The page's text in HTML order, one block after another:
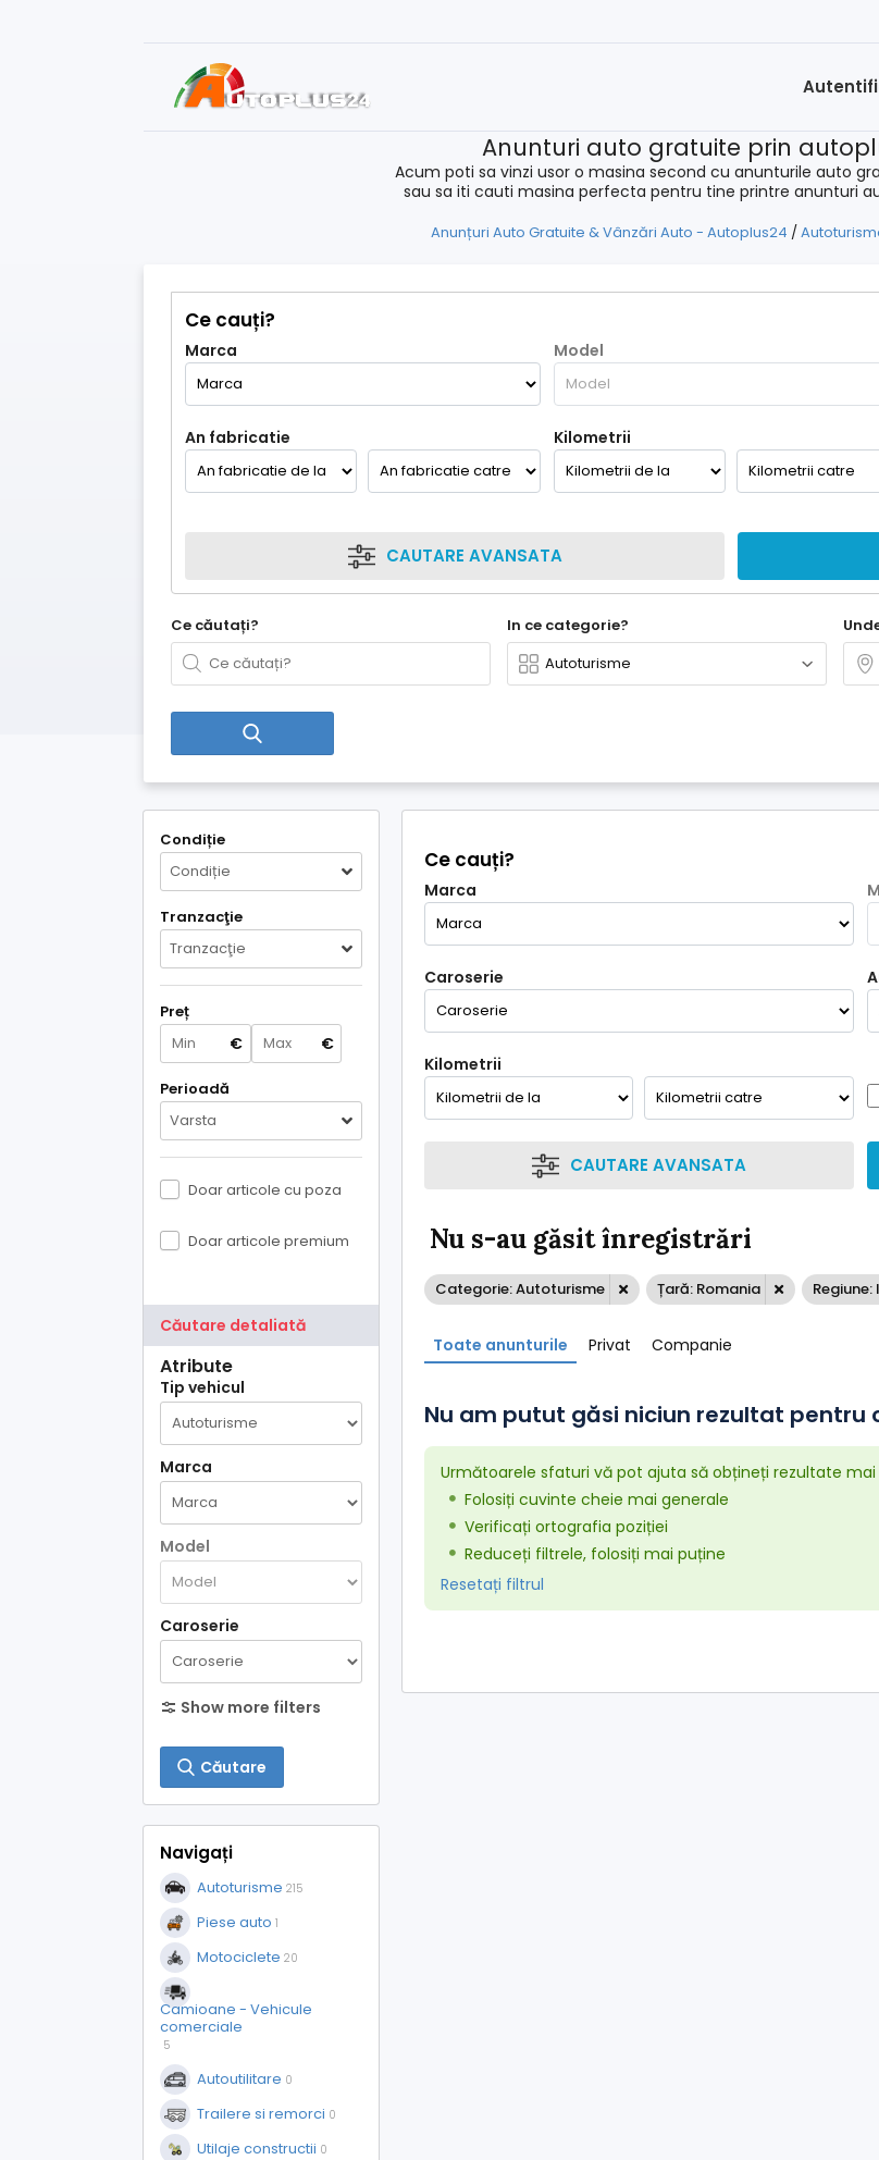
Anunturi auto gratuite prin
Acum poti sa vinzi usor o masina second cu anunturile auto
sau sa iti cauti masina perfecta pentru tine printre anunturi
Anunțuri Auto Gratuite & Vânzări Auto - Autoplus24 /
Ce cauți?
Marca Model
An fabricatie Kilometrii
CAUTARE AVANSATA
Ce căutați? In ce categorie?
Condiție
Condiție
Tranzacţie
Tranzacţie
Preț
€ €
Perioadă
Varsta
Doar articole cu poza
Doar articole premium
Căutare detaliată
Atribute
Tip vehicul
Marca
Model
Caroserie
Show more filters
Căutare
Navigați
Autoturisme 215
Piese auto 1
Motociclete 20
Camioane - Vehicule
comerciale
5
Autoutilitare 0
Trailere si remorci 0
Utilaje constructii 0
Ce cauți?
Marca
Caroserie
Kilometrii
CAUTARE AVANSATA
Nu s-au găsit înregistrări
Categorie: Autoturisme Țară: Romania
Toate anunturile Privat Companie
Nu am putut găsi niciun rezultat pentru
Următoarele sfaturi vă pot ajuta să obțineți rezultate mai
Folosiți cuvinte cheie mai generale
Verificați ortografia poziției
Reduceți filtrele, folosiți mai puține
Resetați filtrul